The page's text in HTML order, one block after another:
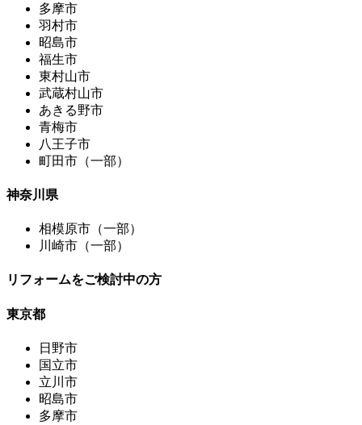
多摩市
羽村市
昭島市
福生市
東村山市
武蔵村山市
あきる野市
青梅市
八王子市
町田市（一部）
神奈川県
相模原市（一部）
川崎市（一部）
リフォームをご検討中の方
東京都
日野市
国立市
立川市
昭島市
多摩市